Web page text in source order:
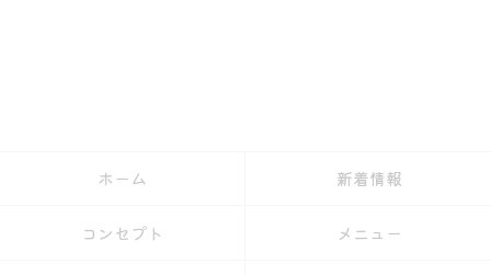
ホーム 新着情報
コンセプト メニュー